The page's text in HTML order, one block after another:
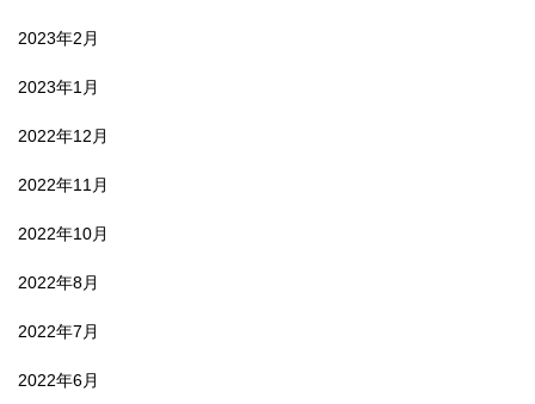
2023年2月
2023年1月
2022年12月
2022年11月
2022年10月
2022年8月
2022年7月
2022年6月